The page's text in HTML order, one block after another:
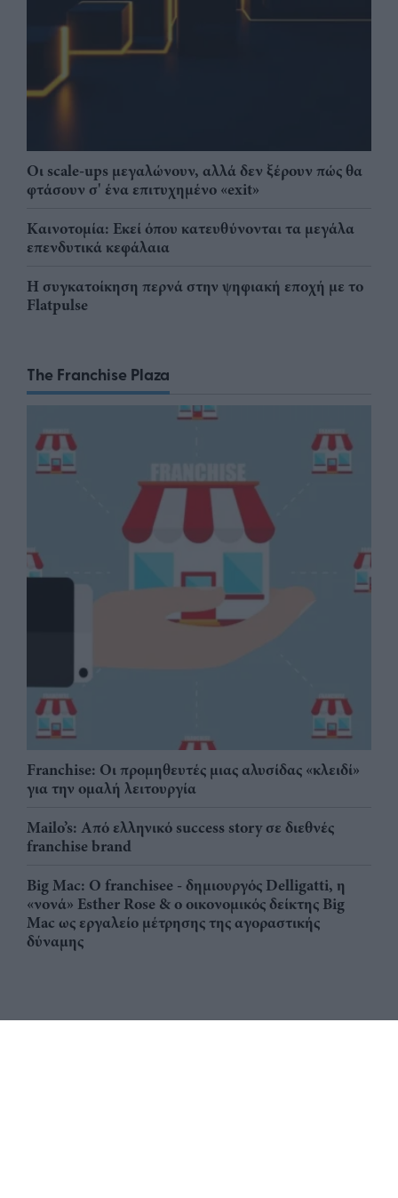
Οι scale-ups μεγαλώνουν, αλλά δεν ξέρουν πώς θα
φτάσουν σ' ένα επιτυχημένο «exit»
Καινοτομία: Εκεί όπου κατευθύνονται τα μεγάλα
επενδυτικά κεφάλαια
Η συγκατοίκηση περνά στην ψηφιακή εποχή με το
Flatpulse
The Franchise Plaza
Franchise: Οι προμηθευτές μιας αλυσίδας «κλειδί»
για την ομαλή λειτουργία
Mailo’s: Από ελληνικό success story σε διεθνές
franchise brand
Big Mac: Ο franchisee - δημιουργός Delligatti, η
«νονά» Esther Rose & ο οικονομικός δείκτης Big
Mac ως εργαλείο μέτρησης της αγοραστικής
δύναμης